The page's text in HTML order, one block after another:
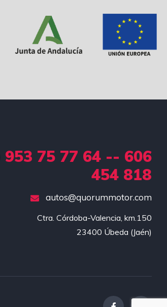
953 75 77 64 -- 606
454 818
autos@quorummotor.com
Ctra. Córdoba-Valencia, km.150
23400 Úbeda (Jaén)